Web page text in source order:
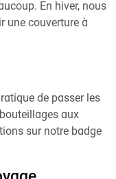
En hiver, nous
une couverture à
de passer les
aux
sur notre badge